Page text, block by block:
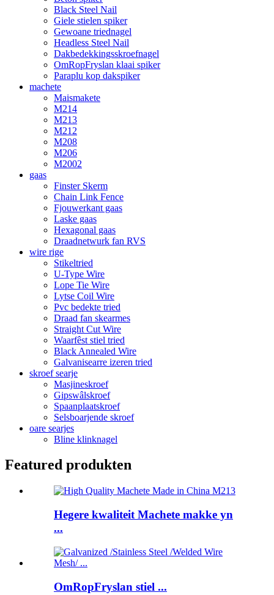
Black Steel Nail
Giele stielen spiker
Gewoane triednagel
Headless Steel Nail
Dakbedekkingsskroefnagel
OmRopFryslan klaai spiker
Paraplu kop dakspiker
machete
Maismakete
M214
M213
M212
M208
M206
M2002
gaas
Finster Skerm
Chain Link Fence
Fjouwerkant gaas
Laske gaas
Hexagonal gaas
Draadnetwurk fan RVS
wire rige
Stikeltried
U-Type Wire
Lope Tie Wire
Lytse Coil Wire
Pvc bedekte tried
Draad fan skearmes
Straight Cut Wire
Waarfêst stiel tried
Black Annealed Wire
Galvanisearre izeren tried
skroef searje
Masjineskroef
Gipswâlskroef
Spaanplaatskroef
Selsboarjende skroef
oare searjes
Bline klinknagel
Featured produkten
Hegere kwaliteit Machete makke yn
...
OmRopFryslan stiel ...